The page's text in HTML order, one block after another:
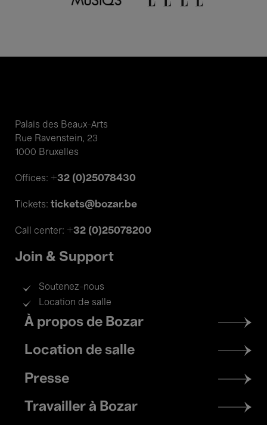
Palais des Beaux-Arts
Rue Ravenstein, 23
1000 Bruxelles
Offices: +32 (0)25078430
Tickets: tickets@bozar.be
Call center: +32 (0)25078200
Join & Support
Soutenez-nous
Location de salle
Footer
menu
À propos de Bozar
Location de salle
Presse
Travailler à Bozar